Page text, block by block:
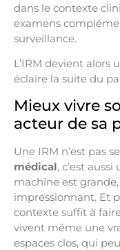
dans le contexte
examens
surveillance.
L’IRM devient alors
éclaire la suite du
Mieux vivre
acteur de sa
Une IRM n’est pas
médical, c’est
machine est
impressionnant. Et
contexte suffit à
vivent même une
espaces clos, qui